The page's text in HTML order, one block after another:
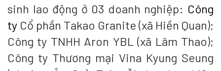
sinh lao động ở 03 doanh nghiệp: Công
ty Cổ phần Takao Granite (xã Hiền Quan);
Công ty TNHH Aron YBL (xã Lâm Thao);
Công ty Thương mại Vina Kyung Seung